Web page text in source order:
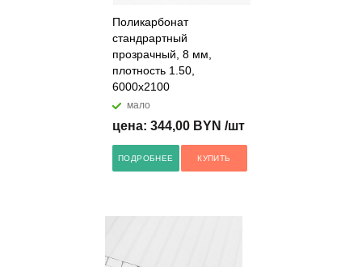
Поликарбонат
стандрартный
прозрачный, 8 мм,
плотность 1.50,
6000x2100
мало
цена: 344,00 BYN /шт
ПОДРОБНЕЕ КУПИТЬ